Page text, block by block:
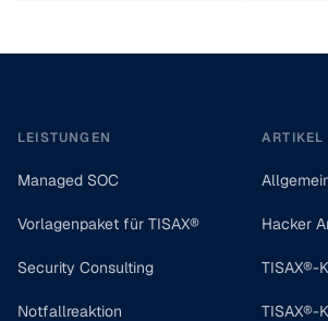
LEISTUNGEN
Managed SOC
Vorlagenpaket für TISAX®
Security Consulting
Notfallreaktion
ARTIKEL
Hacker
TISAX®-
TISAX®-